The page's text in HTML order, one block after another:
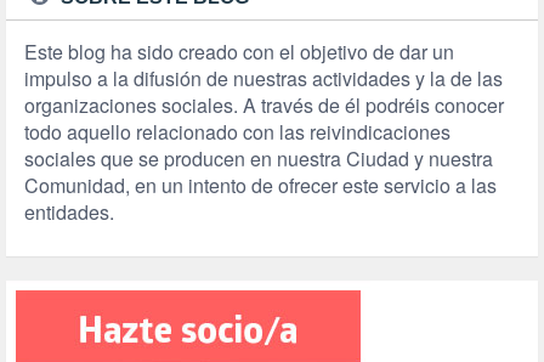
Este blog ha sido creado con el objetivo de dar un
impulso a la difusión de nuestras actividades y la de las
organizaciones sociales. A través de él podréis conocer
todo aquello relacionado con las reivindicaciones
sociales que se producen en nuestra Ciudad y nuestra
Comunidad, en un intento de ofrecer este servicio a las
entidades.